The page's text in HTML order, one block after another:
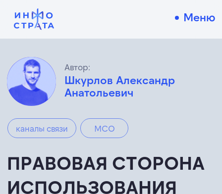
Анатольевич
каналы связи
ПРАВОВАЯ СТОРОНА
ИСПОЛЬЗОВАНИЯ
СИСТЕМ
ОПОВЕЩЕНИЯ
МСО